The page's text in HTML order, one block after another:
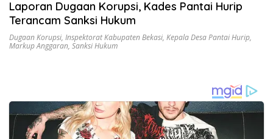
Laporan Dugaan Korupsi, Kades Pantai Hurip
Terancam Sanksi Hukum
Dugaan Korupsi, Inspektorat Kabupaten Bekasi, Kepala Desa Pantai Hurip,
Markup Anggaran, Sanksi Hukum